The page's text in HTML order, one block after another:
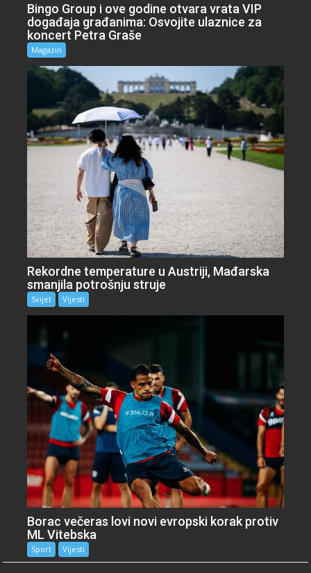
Bingo Group i ove godine otvara vrata VIP
događaja građanima: Osvojite ulaznice za
koncert Petra Graše
Magazin
Rekordne temperature u Austriji, Mađarska
smanjila potrošnju struje
Svijet Vijesti
Borac večeras lovi novi evropski korak protiv
ML Vitebska
Sport Vijesti